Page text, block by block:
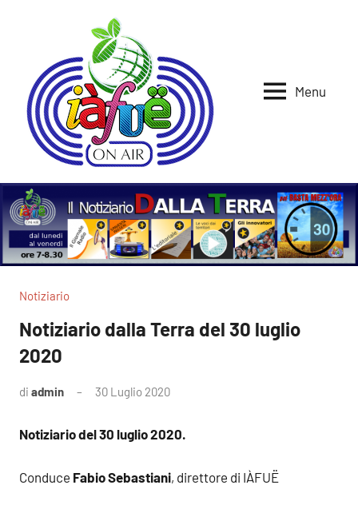
Iafue
Menu
Notiziario
Notiziario dalla Terra del 30 luglio
2020
di admin 30 Luglio 2020
Notiziario del 30 luglio 2020.
Conduce Fabio Sebastiani, direttore di IÀFUË